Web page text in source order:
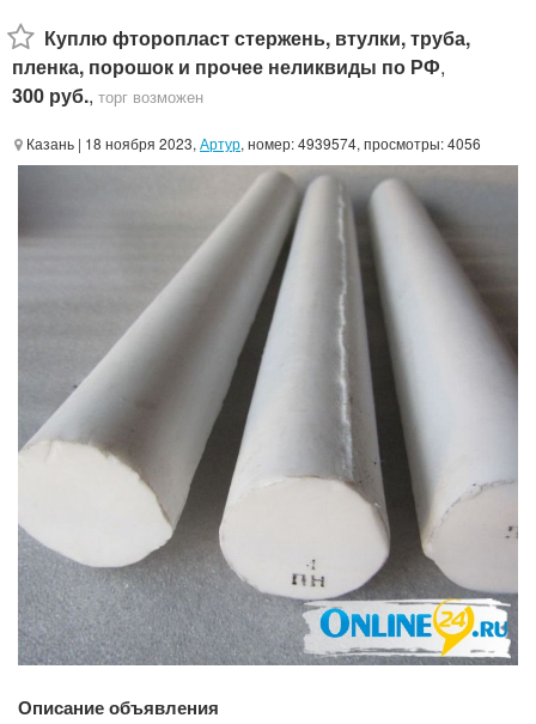
Куплю фторопласт стержень, втулки, труба,
пленка, порошок и прочее неликвиды по РФ,
300 руб., торг возможен
Казань | 18 ноября 2023, Артур, номер: 4939574, просмотры: 4056
Описание объявления